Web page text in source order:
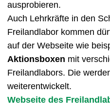
ausprobieren.
Auch Lehrkräfte in den
Freilandlabor kommen
auf der Webseite wie
Aktionsboxen mit
Freilandlabors. Die
weiterentwickelt.
Webseite des